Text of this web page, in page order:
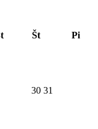
Št Pi
30 31